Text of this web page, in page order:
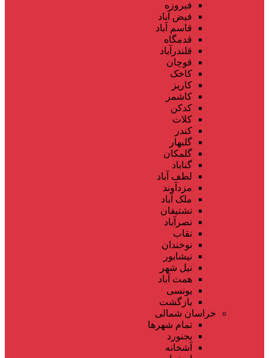
فیروزه
فیض آباد
قاسم آباد
قدمگاه
قلندرآباد
قوچان
کاخک
کاریز
کاشمر
کدکن
کلات
کندر
گلبهار
گلمکان
گناباد
لطف آباد
مزدآوند
ملک آباد
نشتیفان
نصرآباد
نقاب
نوخندان
نیشابور
نیل شهر
همت آباد
یونسی
بازگشت
خراسان شمالی
تمام شهر‌ها
بجنورد
آشخانه